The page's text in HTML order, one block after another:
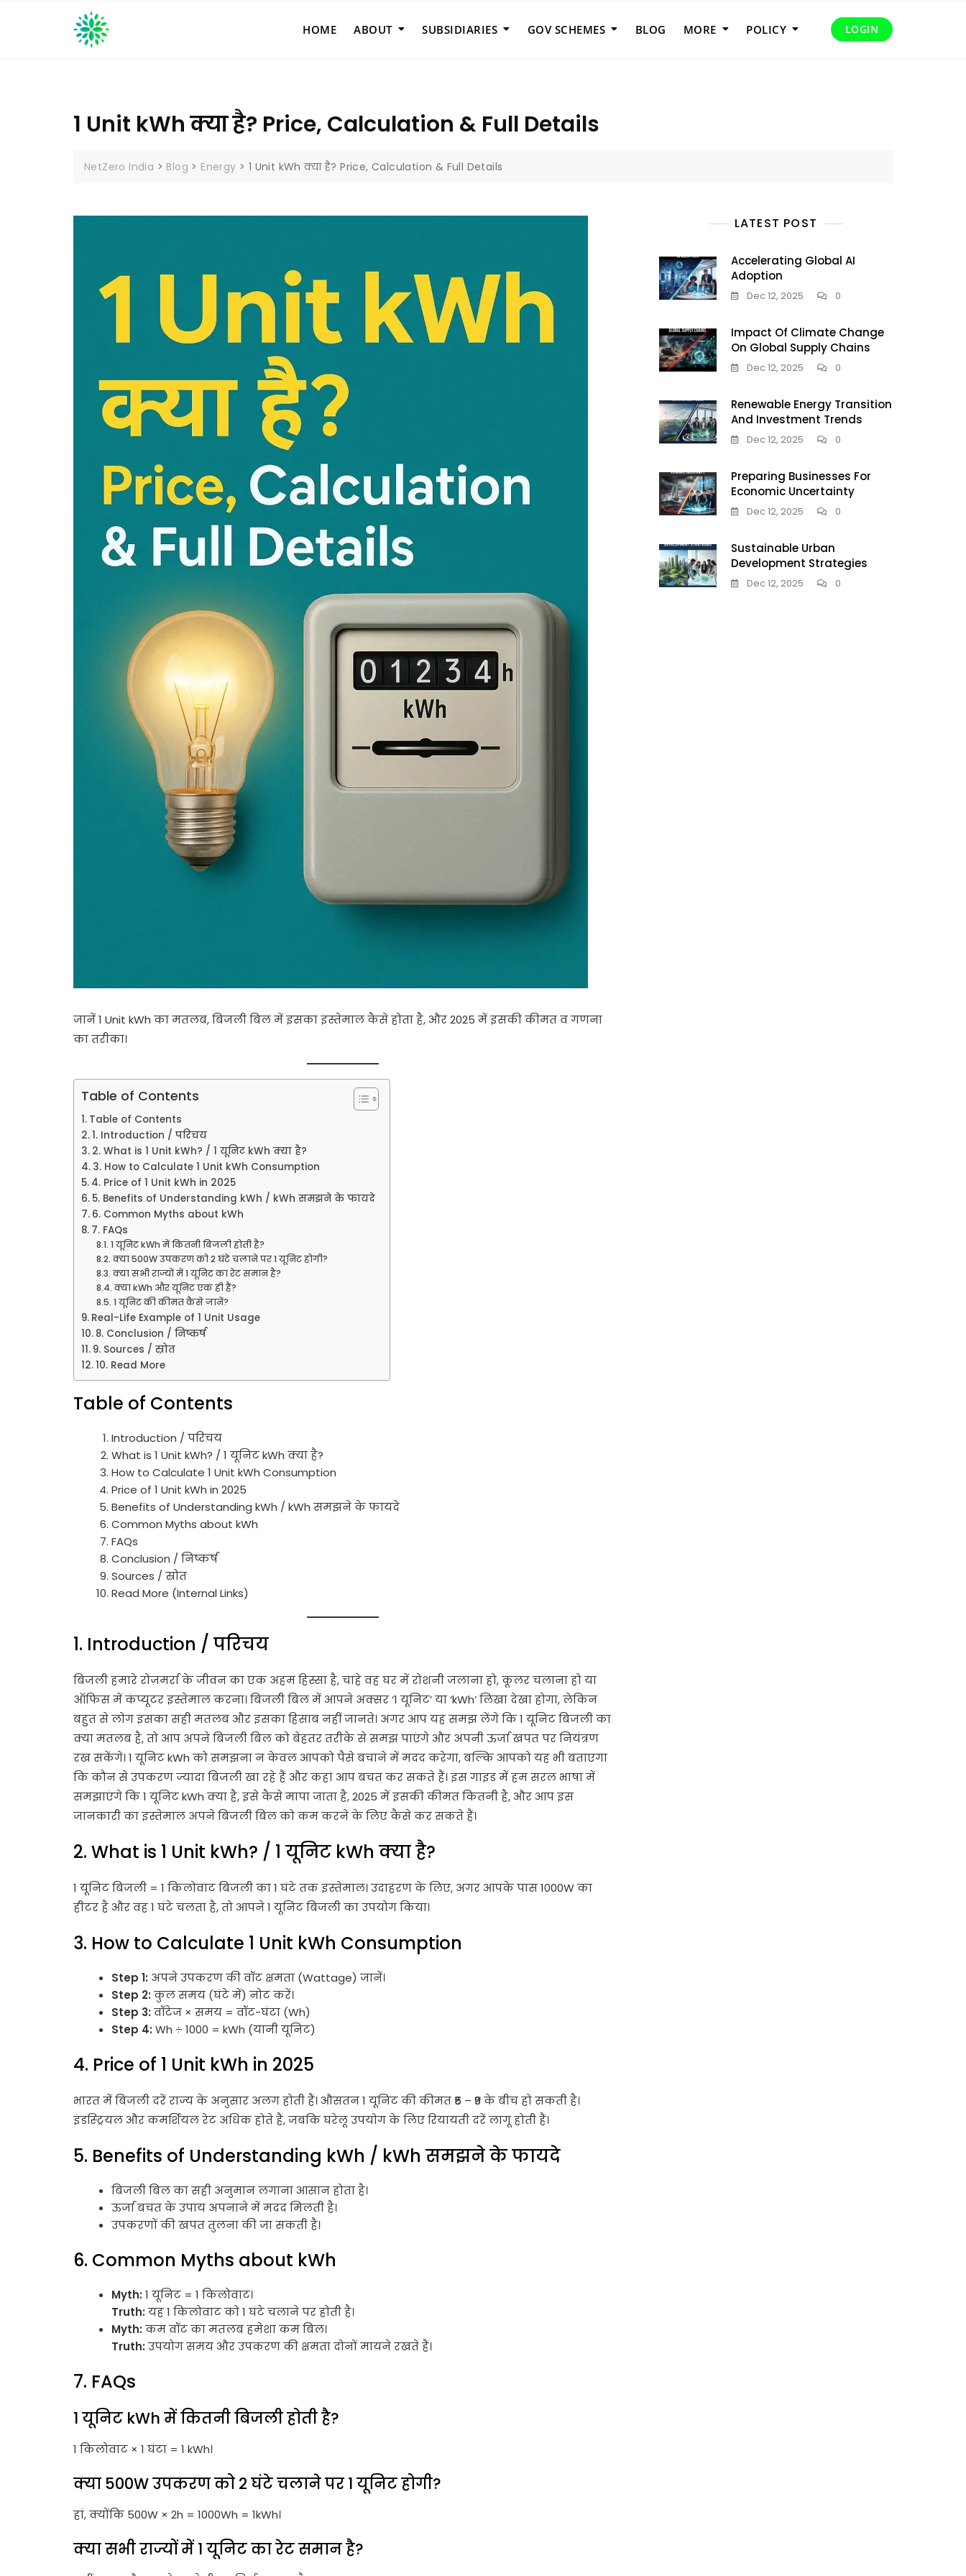
HOME ABOUT SUBSIDIARIES GOV SCHEMES BLOG MORE POLICY LOGIN
1 Unit kWh क्या है? Price, Calculation & Full Details
NetZero India > Blog > Energy > 1 Unit kWh क्या है? Price, Calculation & Full Details
जानें 1 Unit kWh का मतलब, बिजली बिल में इसका इस्तेमाल कैसे होता है, और 2025 में इसकी कीमत व गणना
का तरीका।
Table of Contents
Table of Contents
1. Introduction / परिचय
2. What is 1 Unit kWh? / 1 यूनिट kWh क्या है?
3. How to Calculate 1 Unit kWh Consumption
4. Price of 1 Unit kWh in 2025
5. Benefits of Understanding kWh / kWh समझने के फायदे
6. Common Myths about kWh
7. FAQs
1 यूनिट kWh में कितनी बिजली होती है?
क्या 500W उपकरण को 2 घंटे चलाने पर 1 यूनिट होगी?
क्या सभी राज्यों में 1 यूनिट का रेट समान है?
क्या kWh और यूनिट एक ही हैं?
1 यूनिट की कीमत कैसे जानें?
Real-Life Example of 1 Unit Usage
8. Conclusion / निष्कर्ष
9. Sources / स्रोत
10. Read More
Table of Contents
Introduction / परिचय
What is 1 Unit kWh? / 1 यूनिट kWh क्या है?
How to Calculate 1 Unit kWh Consumption
Price of 1 Unit kWh in 2025
Benefits of Understanding kWh / kWh समझने के फायदे
Common Myths about kWh
FAQs
Conclusion / निष्कर्ष
Sources / स्रोत
Read More (Internal Links)
1. Introduction / परिचय
बिजली हमारे रोज़मर्रा के जीवन का एक अहम हिस्सा है, चाहे वह घर में रोशनी जलाना हो, कूलर चलाना हो या
ऑफिस में कंप्यूटर इस्तेमाल करना। बिजली बिल में आपने अक्सर ‘1 यूनिट’ या ‘kWh’ लिखा देखा होगा, लेकिन
बहुत से लोग इसका सही मतलब और इसका हिसाब नहीं जानते। अगर आप यह समझ लेंगे कि 1 यूनिट बिजली का
क्या मतलब है, तो आप अपने बिजली बिल को बेहतर तरीके से समझ पाएंगे और अपनी ऊर्जा खपत पर नियंत्रण
रख सकेंगे। 1 यूनिट kWh को समझना न केवल आपको पैसे बचाने में मदद करेगा, बल्कि आपको यह भी बताएगा
कि कौन से उपकरण ज्यादा बिजली खा रहे हैं और कहां आप बचत कर सकते हैं। इस गाइड में हम सरल भाषा में
समझाएंगे कि 1 यूनिट kWh क्या है, इसे कैसे मापा जाता है, 2025 में इसकी कीमत कितनी है, और आप इस
जानकारी का इस्तेमाल अपने बिजली बिल को कम करने के लिए कैसे कर सकते हैं।
2. What is 1 Unit kWh? / 1 यूनिट kWh क्या है?
1 यूनिट बिजली = 1 किलोवाट बिजली का 1 घंटे तक इस्तेमाल। उदाहरण के लिए, अगर आपके पास 1000W का
हीटर है और वह 1 घंटे चलता है, तो आपने 1 यूनिट बिजली का उपयोग किया।
3. How to Calculate 1 Unit kWh Consumption
Step 1: अपने उपकरण की वॉट क्षमता (Wattage) जानें।
Step 2: कुल समय (घंटे में) नोट करें।
Step 3: वॉटेज × समय = वॉट-घंटा (Wh)
Step 4: Wh ÷ 1000 = kWh (यानी यूनिट)
4. Price of 1 Unit kWh in 2025
भारत में बिजली दरें राज्य के अनुसार अलग होती हैं। औसतन 1 यूनिट की कीमत ₹5 – ₹9 के बीच हो सकती है।
इंडस्ट्रियल और कमर्शियल रेट अधिक होते हैं, जबकि घरेलू उपयोग के लिए रियायती दरें लागू होती हैं।
5. Benefits of Understanding kWh / kWh समझने के फायदे
बिजली बिल का सही अनुमान लगाना आसान होता है।
ऊर्जा बचत के उपाय अपनाने में मदद मिलती है।
उपकरणों की खपत तुलना की जा सकती है।
6. Common Myths about kWh
Myth: 1 यूनिट = 1 किलोवाट।
Truth: यह 1 किलोवाट को 1 घंटे चलाने पर होती है।
Myth: कम वॉट का मतलब हमेशा कम बिल।
Truth: उपयोग समय और उपकरण की क्षमता दोनों मायने रखते हैं।
7. FAQs
1 यूनिट kWh में कितनी बिजली होती है?
1 किलोवाट × 1 घंटा = 1 kWh।
क्या 500W उपकरण को 2 घंटे चलाने पर 1 यूनिट होगी?
हां, क्योंकि 500W × 2h = 1000Wh = 1kWh।
क्या सभी राज्यों में 1 यूनिट का रेट समान है?
LATEST POST
Accelerating Global AI
Adoption
Dec 12, 2025 0
Impact Of Climate Change
On Global Supply Chains
Dec 12, 2025 0
Renewable Energy Transition
And Investment Trends
Dec 12, 2025 0
Preparing Businesses For
Economic Uncertainty
Dec 12, 2025 0
Sustainable Urban
Development Strategies
Dec 12, 2025 0